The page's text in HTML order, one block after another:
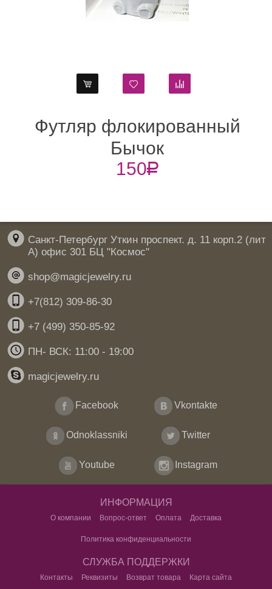
Футляр флокированный
Бычок
150R
Санкт-Петербург Уткин проспект. д. 11 корп.2 (лит
А) офис 301 БЦ "Космос"
shop@magicjewelry.ru
+7(812) 309-86-30
+7 (499) 350-85-92
ПН- ВСК: 11:00 - 19:00
magicjewelry.ru
Facebook Vkontakte
Odnoklassniki Twitter
Youtube Instagram
ИНФОРМАЦИЯ
О компании Вопрос-ответ Оплата Доставка
Политика конфиденциальности
СЛУЖБА ПОДДЕРЖКИ
Контакты Реквизиты Возврат товара Карта сайта